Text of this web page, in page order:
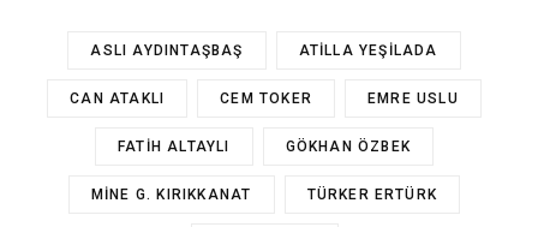
ASLI AYDINTAŞBAŞ ATILLA YEŞILADA
CAN ATAKLI CEM TOKER EMRE USLU
FATIH ALTAYLI GÖKHAN ÖZBEK
MINE G. KIRIKKANAT TÜRKER ERTÜRK